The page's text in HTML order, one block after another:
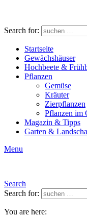
Search for:
Startseite
Gewächshäuser
Hochbeete &
Pflanzen
Gemüse
Kräuter
Zierpflanzen
Pflanzen im
Magazin & Tipps
Garten &
Menu
Search
Search for:
You are here: